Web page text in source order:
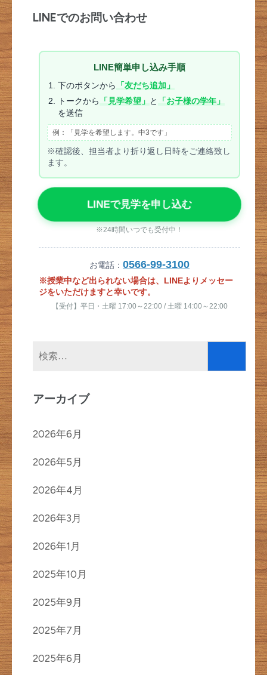
LINEでのお問い合わせ
LINE簡単申し込み手順
下のボタンから
「友だち追加」
トークから
「見学希望」 と
「お子様の学年」
を送信
例：「見学を希望します。中3です」
※確認後、担当者より折り返し日時をご連絡致し
ます。
LINEで見学を申し込む
※24時間いつでも受付中！
お電話： 0566-99-3100
※授業中など出られない場合は、LINEよりメッセー
ジをいただけますと幸いです。
【受付】平日・土曜 17:00～22:00 / 土曜 14:00～22:00
アーカイブ
2026年6月
2026年5月
2026年4月
2026年3月
2026年1月
2025年10月
2025年9月
2025年7月
2025年6月